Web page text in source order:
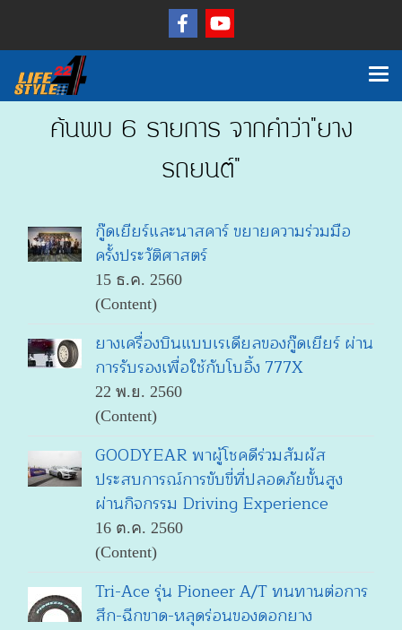
ค้นพบ 6 รายการ จากคำว่า"ยาง
รถยนต์"
กู๊ดเยียร์และนาสคาร์ ขยายความร่วมมือ
ครั้งประวัติศาสตร์
15 ธ.ค. 2560
(Content)
ยางเครื่องบินแบบเรเดียลของกู๊ดเยียร์ ผ่าน
การรับรองเพื่อใช้กับโบอิ้ง 777X
22 พ.ย. 2560
(Content)
GOODYEAR พาผู้โชคดีร่วมสัมผัส
ประสบการณ์การขับขี่ที่ปลอดภัยขั้นสูง
ผ่านกิจกรรม Driving Experience
16 ต.ค. 2560
(Content)
Tri-Ace รุ่น Pioneer A/T ทนทานต่อการ
สึก-ฉีกขาด-หลุดร่อนของดอกยาง